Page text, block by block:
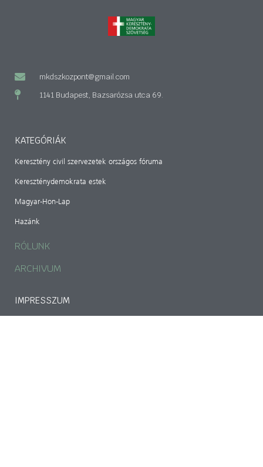
mkdszkozpont@gmail.com
1141 Budapest, Bazsarózsa utca 69.
KATEGÓRIÁK
Keresztény civil szervezetek országos fóruma
Kereszténydemokrata estek
Magyar-Hon-Lap
Hazánk
RÓLUNK
ARCHIVUM
IMPRESSZUM